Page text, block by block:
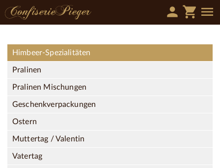
person shopping_cart menu
Himbeer-Spezialitäten
Pralinen
Pralinen Mischungen
Geschenkverpackungen
Ostern
Muttertag / Valentin
Vatertag